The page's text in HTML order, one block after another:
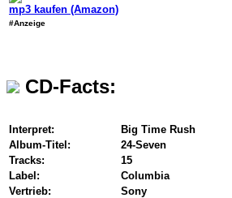
mp3 kaufen (Amazon)
#Anzeige
CD-Facts:
Interpret:
Big Time Rush
Album-Titel:
24-Seven
Tracks:
15
Label:
Columbia
Vertrieb:
Sony